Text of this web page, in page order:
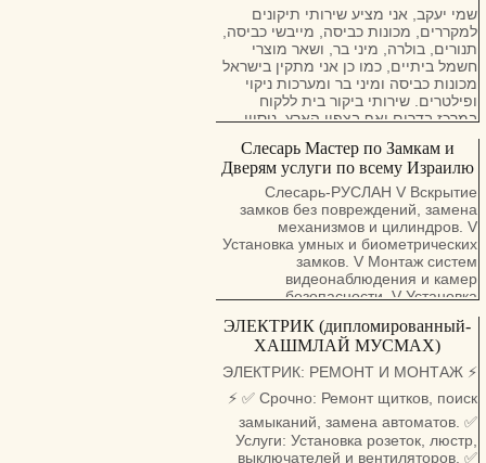
שמי יעקב, אני מציע שירותי תיקונים
למקררים, מכונות כביסה, מייבשי כביסה,
תנורים, בולרה, מיני בר, ​​ושאר מוצרי
חשמל ביתיים, כמו כן אני מתקין בישראל
מכונות כביסה ומיני בר ומערכות ניקוי
ופילטרים. שירותי ביקור בית ללקוח
במרכז בדרום ואף בצפון הארץ. ניסיון,
ייעוץ טלפוני חינם ניתן להתקשר בשבת
(שבת)"
Слесарь Мастер по Замкам и
Дверям услуги по всему Израилю
Слесарь-РУСЛАН V Вскрытие
замков без повреждений, замена
механизмов и цилиндров. V
Установка умных и биометрических
замков. V Монтаж систем
видеонаблюдения и камер
безопасности. V Установка
доступа. Профессионально, быстро
и надежно.
ЭЛЕКТРИК (дипломированный-
ХАШМЛАЙ МУСМАХ)
⚡ ЭЛЕКТРИК: РЕМОНТ И МОНТАЖ
⚡ ✅ Срочно: Ремонт щитков, поиск
замыканий, замена автоматов. ✅
Услуги: Установка розеток, люстр,
выключателей и вентиляторов. ✅